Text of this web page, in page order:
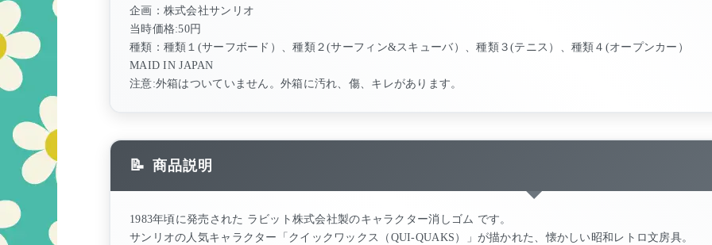
企画：株式会社サンリオ
当時価格:50円
種類：種類１(サーフボード）、種類２(サーフィン&スキューバ）、種類３(テニス）、種類４(オープンカー）
MAID IN JAPAN
注意:外箱はついていません。外箱に汚れ、傷、キレがあります。
商品説明
1983年頃に発売された ラビット株式会社製のキャラクター消しゴム です。
サンリオの人気キャラクター「クイックワックス（QUI-QUAKS）」が描かれた、懐かしい昭和レトロ文房具。